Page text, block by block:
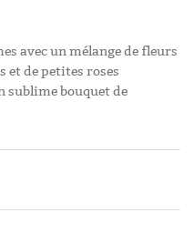
avec un mélange de fleurs
et de petites roses
sublime bouquet de